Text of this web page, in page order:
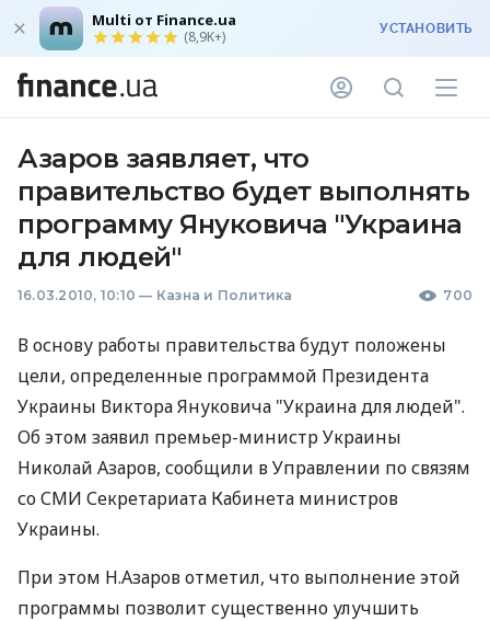
Multi от Finance.ua
(8,9K+) УСТАНОВИТЬ
Азаров заявляет, что
правительство будет выполнять
программу Януковича "Украина
для людей"
16.03.2010, 10:10 — Казна и Политика 700
В основу работы правительства будут положены
цели, определенные программой Президента
Украины Виктора Януковича "Украина для людей".
Об этом заявил премьер-министр Украины
Николай Азаров, сообщили в Управлении по связям
со СМИ Секретариата Кабинета министров
Украины.
При этом Н.Азаров отметил, что выполнение этой
программы позволит существенно улучшить